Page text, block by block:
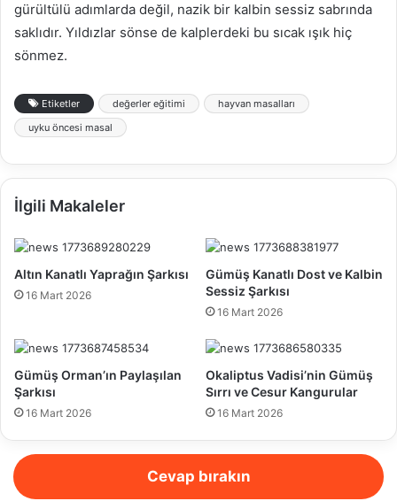
gürültülü adımlarda değil, nazik bir kalbin sessiz sabrında
saklıdır. Yıldızlar sönse de kalplerdeki bu sıcak ışık hiç
sönmez.
Etiketler değerler eğitimi
hayvan masalları
uyku öncesi masal
İlgili Makaleler
Altın Kanatlı Yaprağın Şarkısı
16 Mart 2026
Gümüş Kanatlı Dost ve Kalbin
Sessiz Şarkısı
16 Mart 2026
Gümüş Orman’ın Paylaşılan
Şarkısı
16 Mart 2026
Okaliptus Vadisi’nin Gümüş
Sırrı ve Cesur Kangurular
16 Mart 2026
Cevap bırakın